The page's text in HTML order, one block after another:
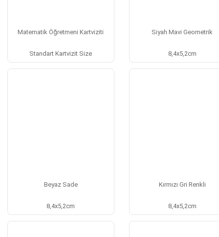
Matematik Öğretmeni Kartviziti
Standart Kartvizit Size
Siyah Mavi Geometrik
8,4x5,2cm
Beyaz Sade
8,4x5,2cm
Kırmızı Gri Renkli
8,4x5,2cm